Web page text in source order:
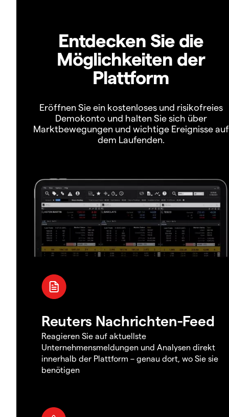
Entdecken Sie die
Möglichkeiten der
Plattform
Eröffnen Sie ein kostenloses und risikofreies
Demokonto und halten Sie sich über
Marktbewegungen und wichtige Ereignisse auf
dem Laufenden.
Reuters Nachrichten-Feed
Reagieren Sie auf aktuellste
Unternehmensmeldungen und Analysen direkt
innerhalb der Plattform – genau dort, wo Sie sie
benötigen